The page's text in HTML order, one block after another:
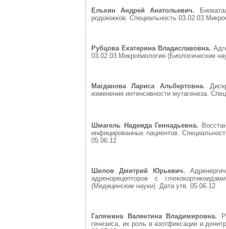
Елькин Андрей Анатольевич.
родококков. Специальность 03.02.03
Рубцова Екатерина Владиславовна.
03.02.03 Микробиология (Биологические
Магданова Лариса Альбертовна.
изменения интенсивности мутагенеза.
Шмагель Надежда Геннадьевна.
инфицированных пациентов.
05.06.12
Шилов Дмитрий Юрьевич.
адренорецепторов с
(Медицинские науки). Дата утв. 05.06.12
Галямина Валентина Владимировна.
генезиса, их роль в азотфиксации и